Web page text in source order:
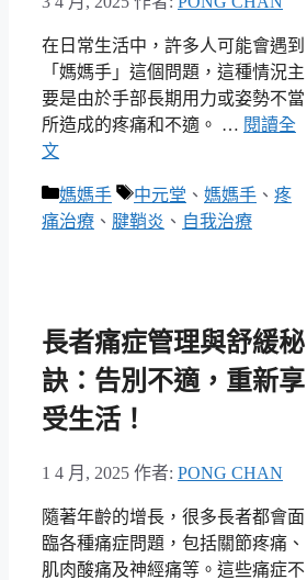
在日常生活中，許多人可能會遇到
「媽媽手」這個問題，這種情況主
要是由於手部長期用力或姿勢不當
所造成的疼痛和不適。 … 閱讀全
文
分
類
媽媽手
標
籤
中元堂 、 媽媽手 、 疼
痛治療 、 腱鞘炎 、 自我治療
長者痛症管理與舒緩秘
訣：告別不適，重新享
受生活！
1 4 月, 2025 作者: PONG CHAN
隨著年齡的增長，很多長者都會面
臨各種痛症問題，包括關節疼痛、
肌肉酸痛及神經痛等。這些痛症不